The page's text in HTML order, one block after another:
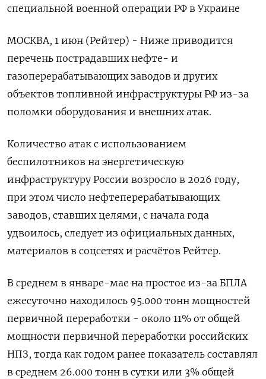
специальной военной операции РФ в Украине
МОСКВА, 1 июн (Рейтер) - Ниже приводится
перечень пострадавших нефте- и
газоперерабатывающих заводов и других
объектов топливной инфраструктуры РФ из-за
поломки оборудования и внешних атак.
Количество атак с использованием
беспилотников на энергетическую
инфраструктуру России возросло в 2026 году,
при этом число нефтеперерабатывающих
заводов, ставших целями, с начала года
удвоилось, следует из официальных данных,
материалов в соцсетях и расчётов Рейтер.
В среднем в январе-мае на простое из-за БПЛА
ежесуточно находилось 95.000 тонн мощностей
первичной переработки - около 11% от общей
мощности первичной переработки российских
НПЗ, тогда как годом ранее показатель составлял
в среднем 26.000 тонн в сутки или 3% общей